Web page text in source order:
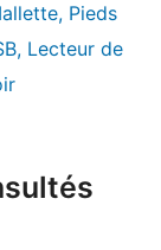
Pieds
Lecteur de